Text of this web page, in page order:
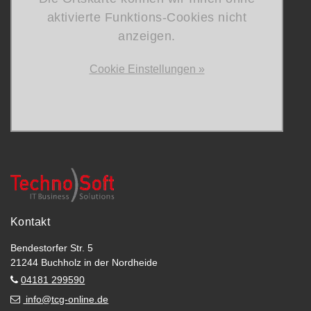
aktivierte Funktions-Cookies nicht
anzeigen.
Cookie Einstellungen »
Kontakt
Bendestorfer Str. 5
21244 Buchholz in der Nordheide
04181 299590
info@tcg-online.de